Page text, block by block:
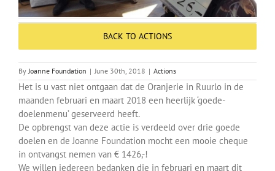
BACK TO ACTIONS
By Joanne Foundation | June 30th, 2018 | Actions
Het is u vast niet ontgaan dat de Oranjerie in Ruurlo in de
maanden februari en maart 2018 een heerlijk ‘goede-
doelenmenu’ geserveerd heeft.
De opbrengst van deze actie is verdeeld over drie goede
doelen en de Joanne Foundation mocht een mooie cheque
in ontvangst nemen van € 1426,-!
We willen iedereen bedanken die in februari en maart dit